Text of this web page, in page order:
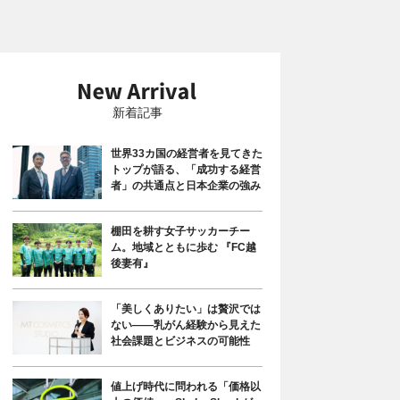
新着記事
世界33カ国の経営者を見てきた
トップが語る、「成功する経営
者」の共通点と日本企業の強み
棚田を耕す女子サッカーチー
ム。地域とともに歩む 『FC越
後妻有』
「美しくありたい」は贅沢では
ない――乳がん経験から見えた
社会課題とビジネスの可能性
値上げ時代に問われる「価格以